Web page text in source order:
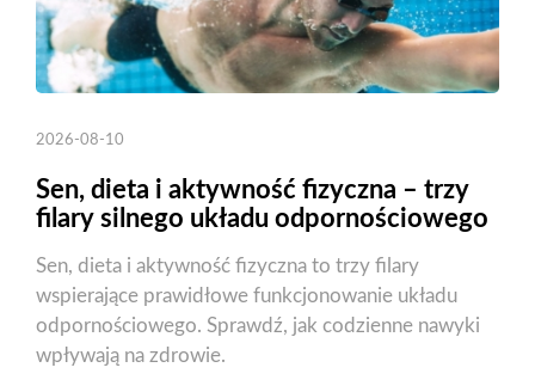
2026-08-10
Sen, dieta i aktywność fizyczna – trzy
filary silnego układu odpornościowego
Sen, dieta i aktywność fizyczna to trzy filary
wspierające prawidłowe funkcjonowanie układu
odpornościowego. Sprawdź, jak codzienne nawyki
wpływają na zdrowie.